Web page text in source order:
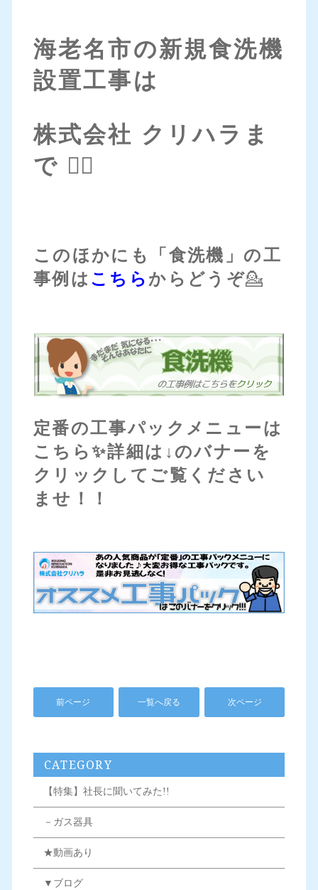
海老名市の新規食洗機
設置工事は
株式会社 クリハラま
で 💁‍♀️
このほかにも「食洗機」の工
事例は こちら からどうぞ💁
定番の工事パックメニューは
こちら✨詳細は↓のバナーを
クリックしてご覧ください
ませ！！
前ページ 一覧へ戻る 次ページ
CATEGORY
【特集】社長に聞いてみた!!
－ガス器具
★動画あり
▼ブログ